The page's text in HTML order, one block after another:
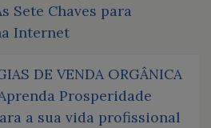
Sete Chaves para
Internet
DE VENDA ORGÂNICA
Prosperidade
a sua vida profissional